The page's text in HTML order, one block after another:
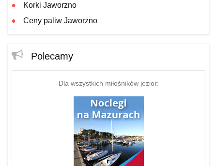
Korki Jaworzno
Ceny paliw Jaworzno
Polecamy
Dla wszystkich miłośników jezior: